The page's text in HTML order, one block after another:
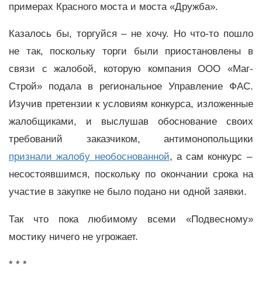
примерах Красного моста и моста «Дружба».
Казалось бы, торгуйся – не хочу. Но что-то пошло
не так, поскольку торги были приостановлены в
связи с жалобой, которую компания ООО «Маг-
Строй» подала в региональное Управление ФАС.
Изучив претензии к условиям конкурса, изложенные
жалобщиками, и выслушав обоснование своих
требований заказчиком, антимонопольщики
признали жалобу необоснованной, а сам конкурс –
несостоявшимся, поскольку по окончании срока на
участие в закупке не было подано ни одной заявки.
Так что пока любимому всеми «Подвесному»
мостику ничего не угрожает.
* * *